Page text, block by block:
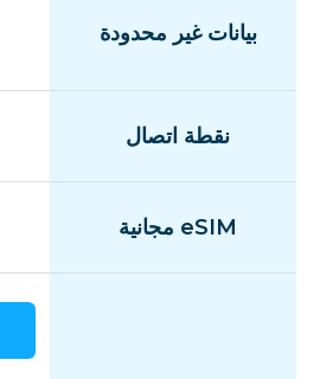
بيانات غير محدودة
نقطة اتصال
eSIM مجانية